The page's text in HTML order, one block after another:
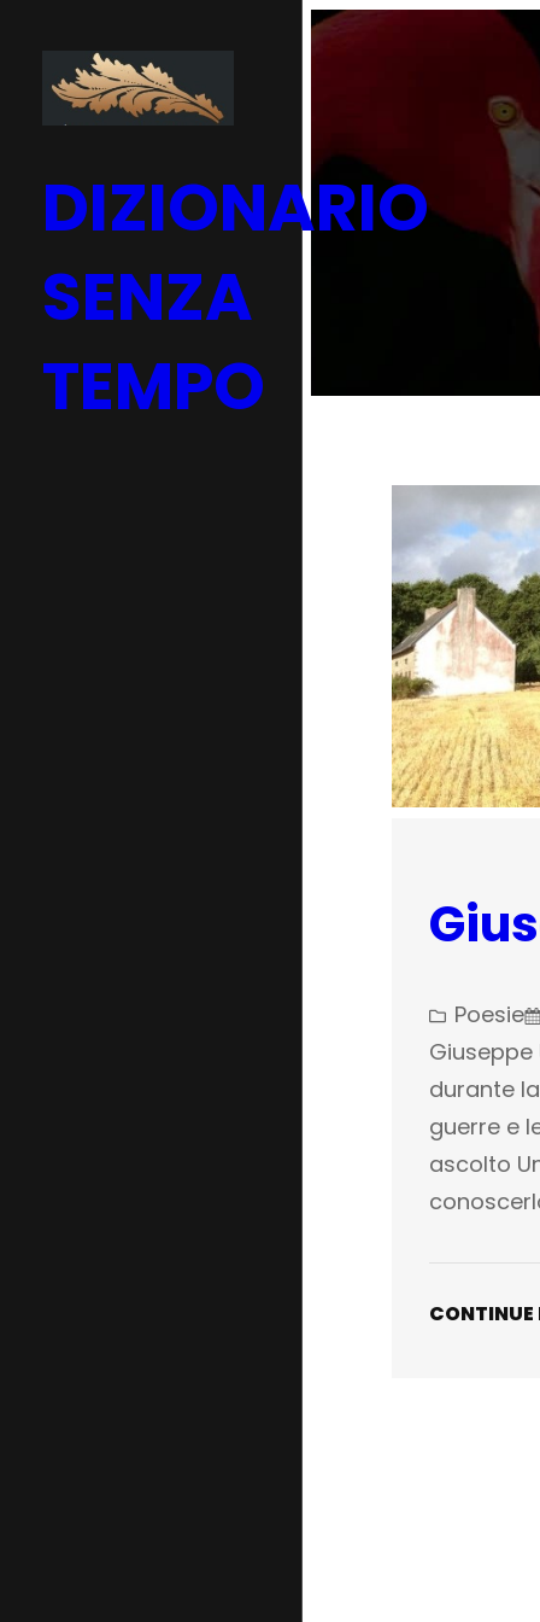
contenuto
DIZIONARIO
SENZA
TEMPO
Poesie
durante
guerre e
ascolto
CONTINUE